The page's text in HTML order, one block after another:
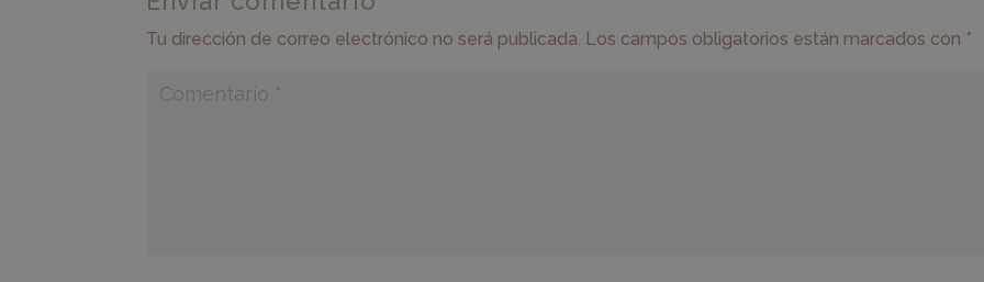
Tu dirección de correo electrónico no será publicada. Los campos obligatorios están marcados con *